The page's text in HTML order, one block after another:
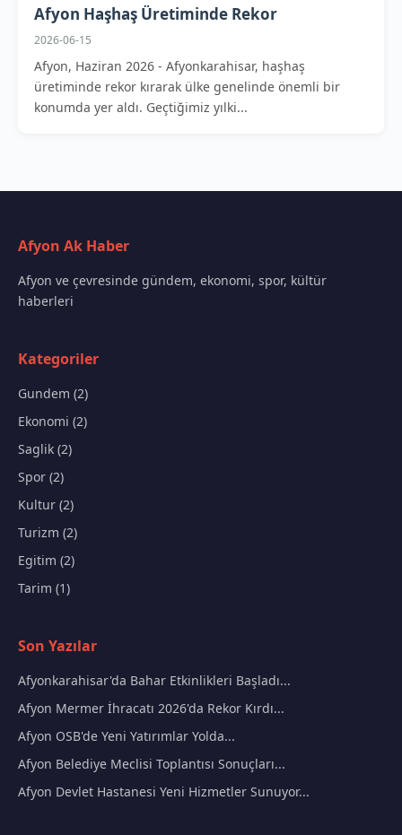
Afyon Haşhaş Üretiminde Rekor
2026-06-15
Afyon, Haziran 2026 - Afyonkarahisar, haşhaş
üretiminde rekor kırarak ülke genelinde önemli bir
konumda yer aldı. Geçtiğimiz yılki...
Afyon Ak Haber
Afyon ve çevresinde gündem, ekonomi, spor, kültür
haberleri
Kategoriler
Gundem (2)
Ekonomi (2)
Saglik (2)
Spor (2)
Kultur (2)
Turizm (2)
Egitim (2)
Tarim (1)
Son Yazılar
Afyonkarahisar'da Bahar Etkinlikleri Başladı...
Afyon Mermer İhracatı 2026'da Rekor Kırdı...
Afyon OSB'de Yeni Yatırımlar Yolda...
Afyon Belediye Meclisi Toplantısı Sonuçları...
Afyon Devlet Hastanesi Yeni Hizmetler Sunuyor...